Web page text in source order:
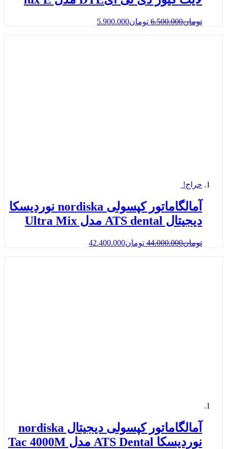
تومان6.500.000 تومان5.900.000
حراج!
آمالگاماتور کپسولی nordiska نوردیسکا
دیجیتال ATS dental مدل Ultra Mix
تومان44.000.000 تومان42.400.000
آمالگاماتور کپسولی دیجیتال nordiska
نوردیسکا ATS Dental مدل Tac 4000M